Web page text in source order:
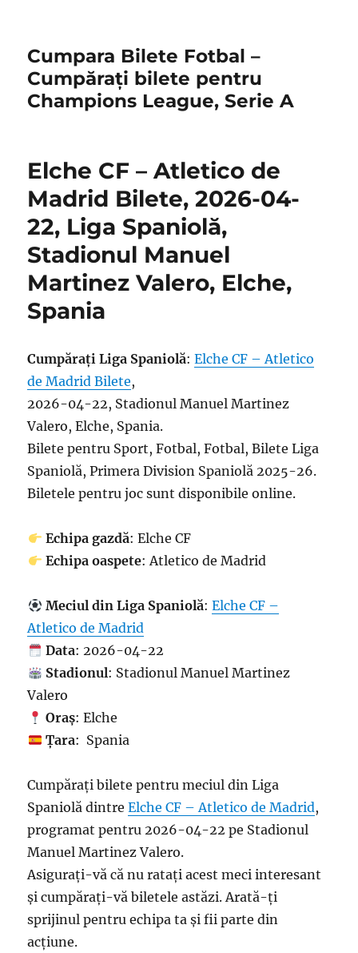
Cumpara Bilete Fotbal –
Cumpărați bilete pentru
Champions League, Serie A
Elche CF – Atletico de
Madrid Bilete, 2026-04-
22, Liga Spaniolă,
Stadionul Manuel
Martinez Valero, Elche,
Spania
Cumpărați Liga Spaniolă:Elche CF – Atletico
de Madrid Bilete,
2026-04-22, Stadionul Manuel Martinez
Valero, Elche, Spania.
Bilete pentru Sport, Fotbal, Fotbal, Bilete Liga
Spaniolă, Primera Division Spaniolă 2025-26.
Biletele pentru joc sunt disponibile online.
Echipa gazdă: Elche CF
Echipa oaspete: Atletico de Madrid
Meciul din Liga Spaniolă: Elche CF –
Atletico de Madrid
Data: 2026-04-22
Stadionul: Stadionul Manuel Martinez
Valero
Oraș: Elche
Țara: Spania
Cumpărați bilete pentru meciul din Liga
Spaniolă dintreElche CF – Atletico de Madrid,
programat pentru 2026-04-22 pe Stadionul
Manuel Martinez Valero.
Asigurați-vă că nu ratați acest meci interesant
și cumpărați-vă biletele astăzi. Arată-ți
sprijinul pentru echipa ta și fii parte din
acțiune.